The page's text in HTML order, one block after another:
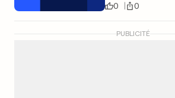
0 0
PUBLICITÉ